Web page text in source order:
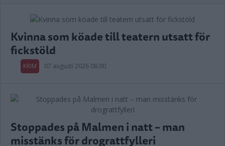
Kvinna som köade till teatern utsatt för
fickstöld
KRIM 07 augusti 2026 08.00
Stoppades på Malmen i natt – man
misstänks för drograttfylleri